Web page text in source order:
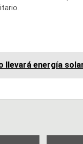
llevará energía